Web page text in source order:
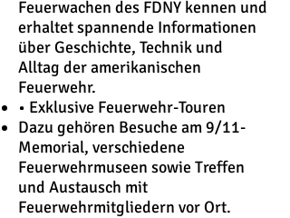
Feuerwachen des FDNY kennen und
erhaltet spannende Informationen
über Geschichte, Technik und
Alltag der amerikanischen
Feuerwehr.
• Exklusive Feuerwehr-Touren
Dazu gehören Besuche am 9/11-
Memorial, verschiedene
Feuerwehrmuseen sowie Treffen
und Austausch mit
Feuerwehrmitgliedern vor Ort.